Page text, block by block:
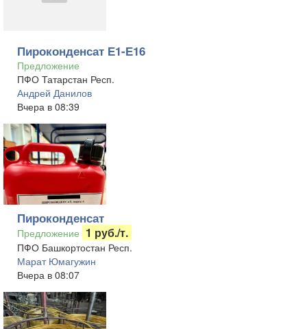
Пироконденсат Е1-Е16
Предложение
ПФО Татарстан Респ.
Андрей Данилов
Вчера в 08:39
Пироконденсат
Предложение 1 руб./т.
ПФО Башкортостан Респ.
Марат Юмагужин
Вчера в 08:07